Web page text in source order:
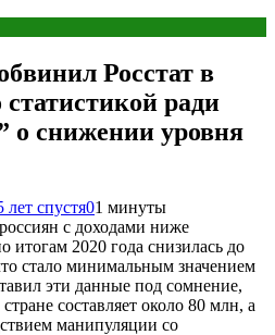
Росстат в
ради
о снижении уровня
лет спустя01 минуты
с доходами ниже
2020 года снизилась до
стало минимальным значением
эти данные под сомнение,
составляет около 80 млн, а
манипуляции со